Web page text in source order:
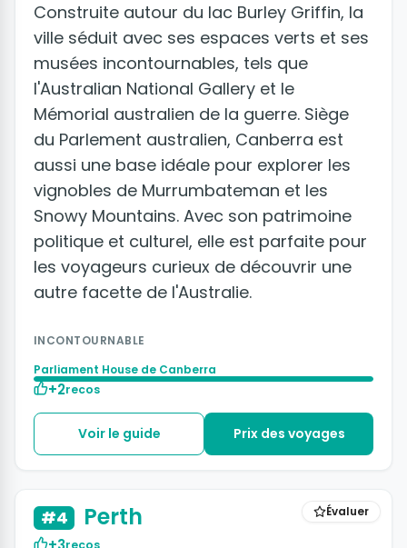
Construite autour du lac Burley Griffin, la
ville séduit avec ses espaces verts et ses
musées incontournables, tels que
l'Australian National Gallery et le
Mémorial australien de la guerre. Siège
du Parlement australien, Canberra est
aussi une base idéale pour explorer les
vignobles de Murrumbateman et les
Snowy Mountains. Avec son patrimoine
politique et culturel, elle est parfaite pour
les voyageurs curieux de découvrir une
autre facette de l'Australie.
INCONTOURNABLE
Parliament House de Canberra
+2recos
Voir le guide Prix des voyages
Évaluer
#4 Perth